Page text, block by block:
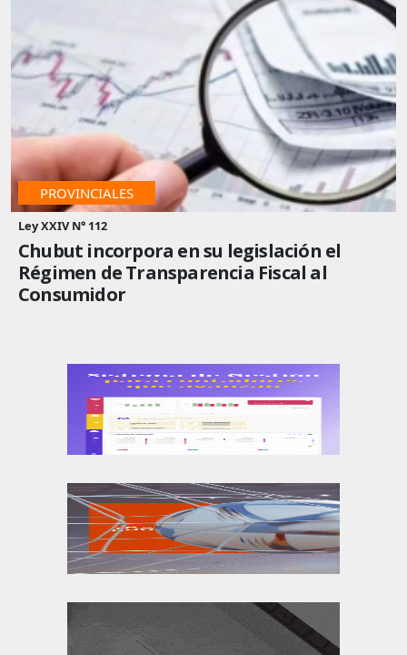
PROVINCIALES
Ley XXIV N° 112
Chubut incorpora en su legislación el
Régimen de Transparencia Fiscal al
Consumidor